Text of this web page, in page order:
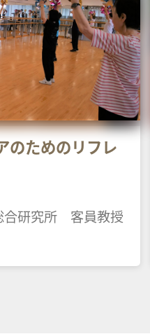
のためのリフレ
研究所 客員教授